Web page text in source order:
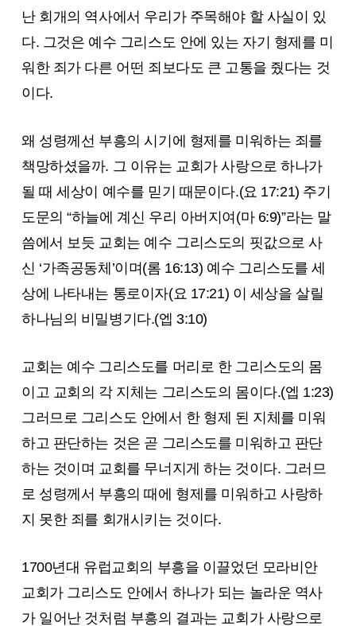
난 회개의 역사에서 우리가 주목해야 할 사실이 있
다. 그것은 예수 그리스도 안에 있는 자기 형제를 미
워한 죄가 다른 어떤 죄보다도 큰 고통을 줬다는 것
이다.
왜 성령께선 부흥의 시기에 형제를 미워하는 죄를
책망하셨을까. 그 이유는 교회가 사랑으로 하나가
될 때 세상이 예수를 믿기 때문이다.(요 17:21) 주기
도문의 “하늘에 계신 우리 아버지여(마 6:9)”라는 말
씀에서 보듯 교회는 예수 그리스도의 핏값으로 사
신 ‘가족공동체’이며(롬 16:13) 예수 그리스도를 세
상에 나타내는 통로이자(요 17:21) 이 세상을 살릴
하나님의 비밀병기다.(엡 3:10)
교회는 예수 그리스도를 머리로 한 그리스도의 몸
이고 교회의 각 지체는 그리스도의 몸이다.(엡 1:23)
그러므로 그리스도 안에서 한 형제 된 지체를 미워
하고 판단하는 것은 곧 그리스도를 미워하고 판단
하는 것이며 교회를 무너지게 하는 것이다. 그러므
로 성령께서 부흥의 때에 형제를 미워하고 사랑하
지 못한 죄를 회개시키는 것이다.
1700년대 유럽교회의 부흥을 이끌었던 모라비안
교회가 그리스도 안에서 하나가 되는 놀라운 역사
가 일어난 것처럼 부흥의 결과는 교회가 사랑으로